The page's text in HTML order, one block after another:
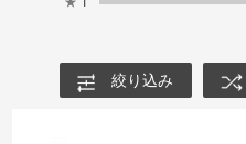
絞り込み